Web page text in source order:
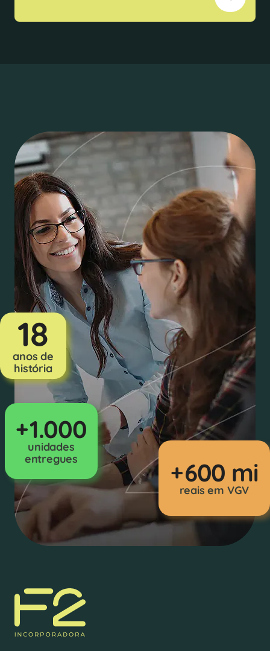
18
anos de
história
1.000
unidades
entregues
600 mi
reais em VGV